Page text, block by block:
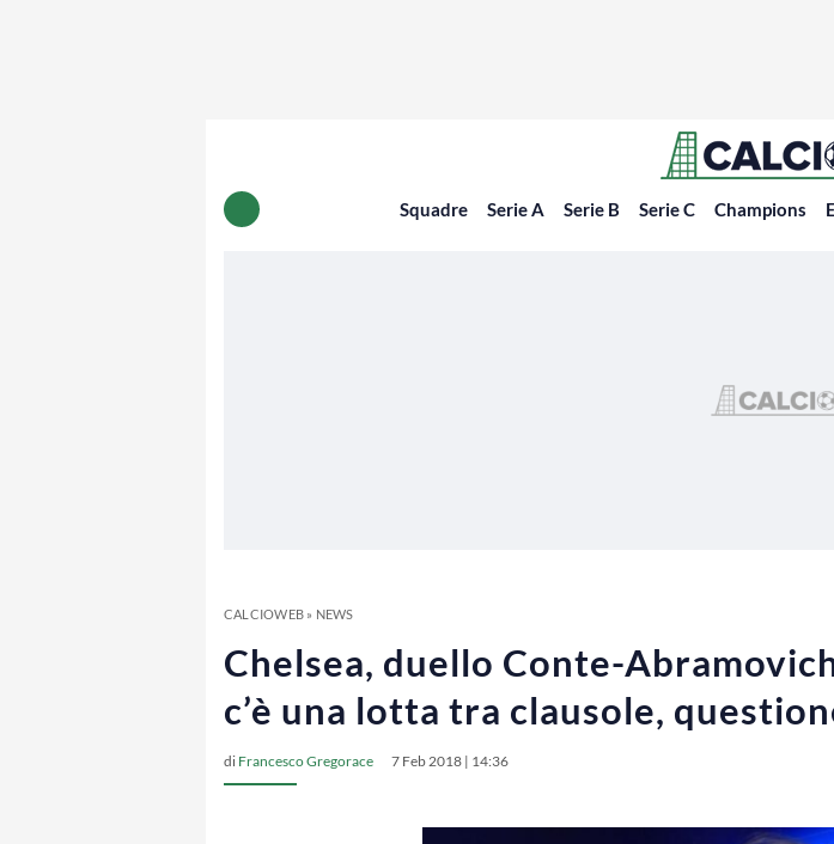
Squadre Serie A Serie B Serie C Champions
CALCIOWEB» NEWS
Chelsea, duello Conte-
c’è una lotta tra clausole,
di Francesco Gregorace 7 Feb 2018 | 14:36